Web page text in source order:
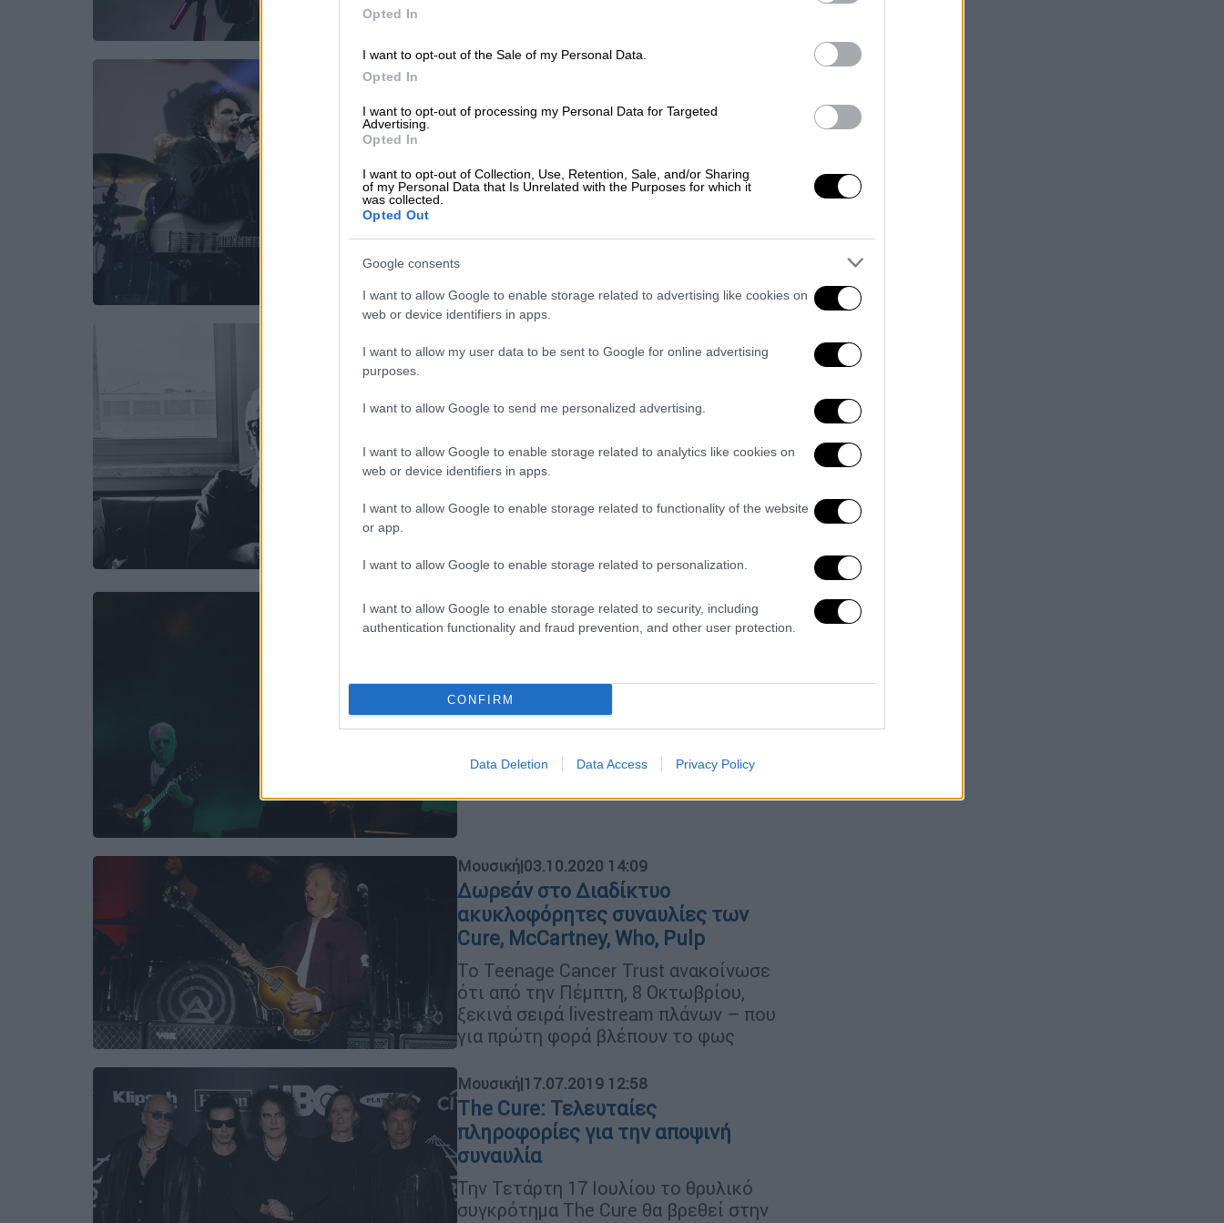
Opted In
I want to opt-out of the Sale of my Personal Data.
Opted In
I want to opt-out of processing my Personal Data for Targeted
Advertising.
Opted In
I want to opt-out of Collection, Use, Retention, Sale, and/or Sharing
of my Personal Data that Is Unrelated with the Purposes for which it
was collected.
Opted Out
Google consents
I want to allow Google to enable storage related to advertising like cookies on
web or device identifiers in apps.
I want to allow my user data to be sent to Google for online advertising
purposes.
I want to allow Google to send me personalized advertising.
I want to allow Google to enable storage related to analytics like cookies on
web or device identifiers in apps.
I want to allow Google to enable storage related to functionality of the website
or app.
I want to allow Google to enable storage related to personalization.
I want to allow Google to enable storage related to security, including
authentication functionality and fraud prevention, and other user protection.
CONFIRM
Data Deletion Data Access Privacy Policy
Οι μυθικοί The Cure επιστρέφουν
είναι αποθεωτικά
Cure: Ο Ρότζερ Ο΄Ντόνελ
καρκίνο - «Είχα αγνοήσει τα
O κιμπορντίστας των Cure
παραδέχτηκε ότι διαγνώστηκε με
«μια πολύ σπάνια και επιθετική μορφή
Μουσική|13.03.2023 02:30
Βόρεια Αμερική μετά από επτά
χρόνια
Σύμφωνα με το ΝΜΕ η τελευταία
περιοδεία του συγκροτήματος στις
Μουσική|03.10.2020 14:09
Δωρεάν στο Διαδίκτυο
ακυκλοφόρητες συναυλίες των
Cure, McCartney, Who, Pulp
Το Teenage Cancer Trust ανακοίνωσε
ότι από την Πέμπτη, 8 Οκτωβρίου,
ξεκινά σειρά livestream πλάνων – που
για πρώτη φορά βλέπουν το φως
Μουσική|17.07.2019 12:58
The Cure: Τελευταίες
πληροφορίες για την αποψινή
συναυλία
Την Τετάρτη 17 Ιουλίου το θρυλικό
συγκρότημα The Cure θα βρεθεί στην